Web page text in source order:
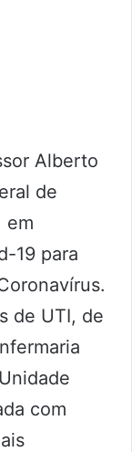
Alberto
de
em
19 para
de UTI, de
com